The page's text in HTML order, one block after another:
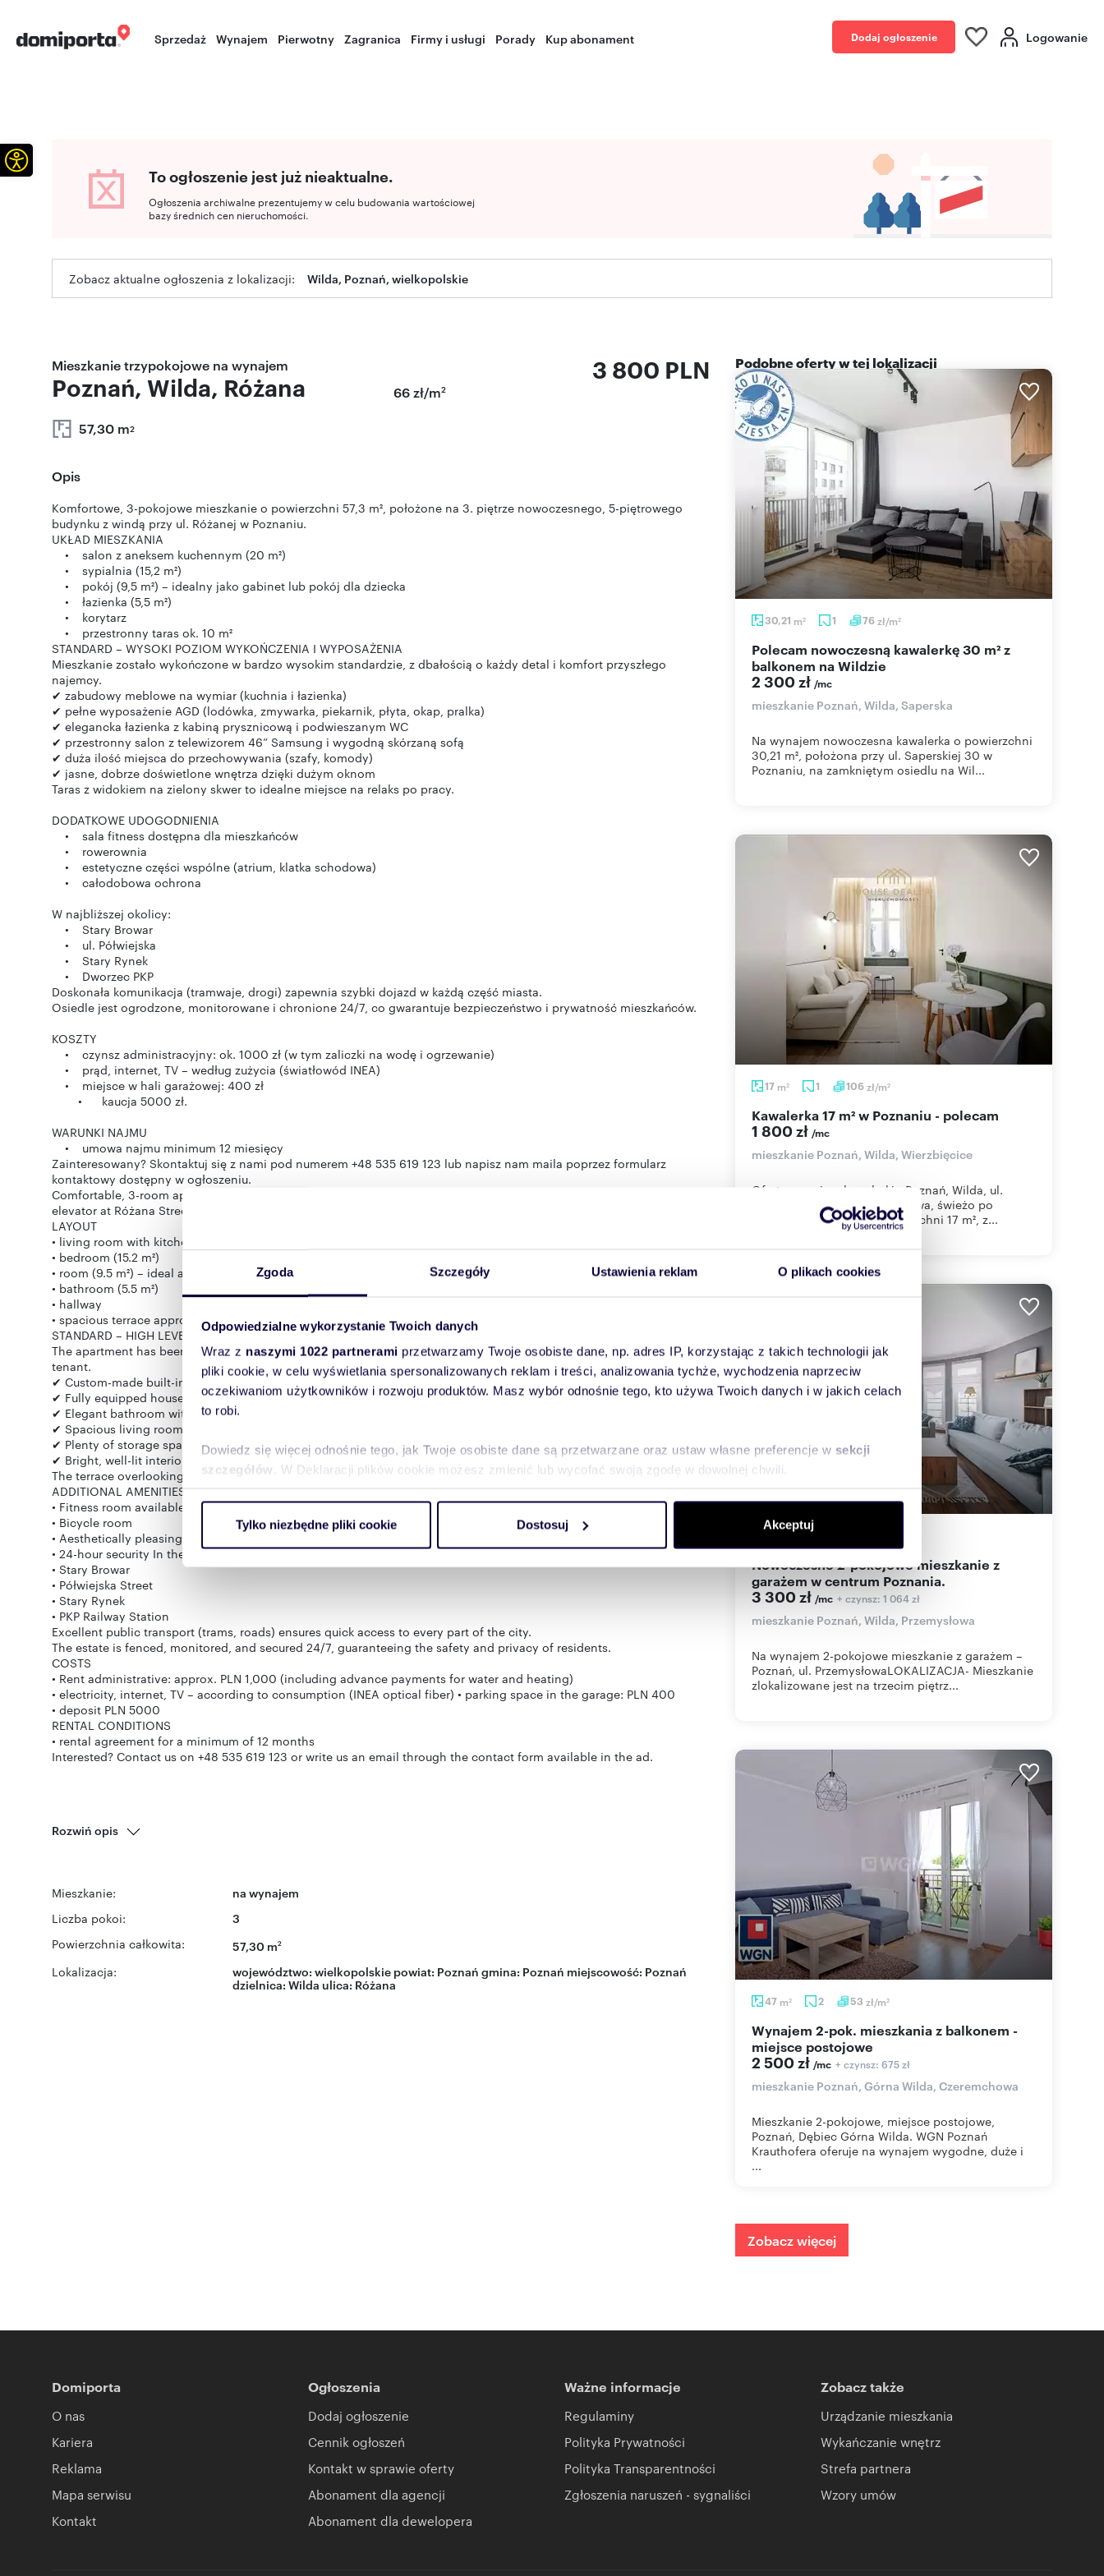
Zgoda Szczegóły Ustawienia reklam O plikach cookies
Odpowiedzialne wykorzystanie Twoich danych
Wraz z naszymi 1022 partnerami przetwarzamy Twoje osobiste dane, np. adres IP, korzystając z takich technologii jak
pliki cookie, w celu wyświetlania spersonalizowanych reklam i treści, analizowania tychże, wychodzenia naprzeciw
oczekiwaniom użytkowników i rozwoju produktów. Masz wybór odnośnie tego, kto używa Twoich danych i w jakich celach
to robi.
Dowiedz się więcej odnośnie tego, jak Twoje osobiste dane są przetwarzane oraz ustaw własne preferencje w sekcji
szczegółów . W Deklaracji plików cookie możesz zmienić lub wycofać swoją zgodę w dowolnej chwili.
ruch w naszej witrynie. Informacje o tym, jak korzystasz z naszej witryny, udostępniamy partnerom społecznościowym,
reklamowym i analitycznym. Partnerzy mogą połączyć te informacje z innymi danymi otrzymanymi od Ciebie lub
uzyskanymi podczas korzystania z ich usług.
Tylko niezbędne pliki cookie Dostosuj Akceptuj
Sprzedaż Wynajem Pierwotny Zagranica Firmy i usługi Porady Kup abonament Dodaj ogłoszenie Logowanie
To ogłoszenie jest już nieaktualne.
Ogłoszenia archiwalne prezentujemy w celu budowania wartościowej
bazy średnich cen nieruchomości.
Zobacz aktualne ogłoszenia z lokalizacji: Wilda, Poznań, wielkopolskie
Mieszkanie trzypokojowe na wynajem
Poznań, Wilda, Różana
57,30 m2
3 800 PLN
66 zł/m2
Opis
Komfortowe, 3-pokojowe mieszkanie o powierzchni 57,3 m², położone na 3. piętrze nowoczesnego, 5-piętrowego
budynku z windą przy ul. Różanej w Poznaniu.
UKŁAD MIESZKANIA
• salon z aneksem kuchennym (20 m²)
• sypialnia (15,2 m²)
• pokój (9,5 m²) – idealny jako gabinet lub pokój dla dziecka
• łazienka (5,5 m²)
• korytarz
• przestronny taras ok. 10 m²
STANDARD – WYSOKI POZIOM WYKOŃCZENIA I WYPOSAŻENIA
Mieszkanie zostało wykończone w bardzo wysokim standardzie, z dbałością o każdy detal i komfort przyszłego
najemcy.
✔ zabudowy meblowe na wymiar (kuchnia i łazienka)
✔ pełne wyposażenie AGD (lodówka, zmywarka, piekarnik, płyta, okap, pralka)
✔ elegancka łazienka z kabiną prysznicową i podwieszanym WC
✔ przestronny salon z telewizorem 46” Samsung i wygodną skórzaną sofą
✔ duża ilość miejsca do przechowywania (szafy, komody)
✔ jasne, dobrze doświetlone wnętrza dzięki dużym oknom
Taras z widokiem na zielony skwer to idealne miejsce na relaks po pracy.
DODATKOWE UDOGODNIENIA
• sala fitness dostępna dla mieszkańców
• rowerownia
• estetyczne części wspólne (atrium, klatka schodowa)
• całodobowa ochrona
W najbliższej okolicy:
• Stary Browar
• ul. Półwiejska
• Stary Rynek
• Dworzec PKP
Doskonała komunikacja (tramwaje, drogi) zapewnia szybki dojazd w każdą część miasta.
Osiedle jest ogrodzone, monitorowane i chronione 24/7, co gwarantuje bezpieczeństwo i prywatność mieszkańców.
KOSZTY
• czynsz administracyjny: ok. 1000 zł (w tym zaliczki na wodę i ogrzewanie)
• prąd, internet, TV – według zużycia (światłowód INEA)
• miejsce w hali garażowej: 400 zł
• kaucja 5000 zł.
WARUNKI NAJMU
• umowa najmu minimum 12 miesięcy
Zainteresowany? Skontaktuj się z nami pod numerem +48 535 619 123 lub napisz nam maila poprzez formularz
kontaktowy dostępny w ogłoszeniu.
Comfortable, 3-room apartment with an area of 57.3 m², located on the 3rd floor of a modern, 5-story building with an
elevator at Różana Street in Poznań.
LAYOUT
• living room with kitchenette (20 m²)
• bedroom (15.2 m²)
• room (9.5 m²) – ideal as a study or child’s room
• bathroom (5.5 m²)
• hallway
• spacious terrace approx. 10 m²
STANDARD – HIGH LEVEL OF FINISHING AND EQUIPMENT
The apartment has been finished to a very high standard, with attention to every detail and the comfort of the future
tenant.
✔ Custom-made built-in furniture (kitchen and bathroom)
✔ Fully equipped household appliances (fridge, dishwasher, oven, hob, hood, washing machine)
✔ Elegant bathroom with shower and wall-hung toilet
✔ Spacious living room with a 46" Samsung TV and a comfortable leather sofa
✔ Plenty of storage space (wardrobes, chests of drawers)
✔ Bright, well-lit interiors thanks to large windows.
The terrace overlooking the green square is the perfect place to relax after work.
ADDITIONAL AMENITIES
• Fitness room available to residents
• Bicycle room
• Aesthetically pleasing common areas (atrium, staircase)
• 24-hour security In the immediate vicinity:
• Stary Browar
• Półwiejska Street
• Stary Rynek
• PKP Railway Station
Excellent public transport (trams, roads) ensures quick access to every part of the city.
The estate is fenced, monitored, and secured 24/7, guaranteeing the safety and privacy of residents.
COSTS
• Rent administrative: approx. PLN 1,000 (including advance payments for water and heating)
• electricity, internet, TV – according to consumption (INEA optical fiber) • parking space in the garage: PLN 400
• deposit PLN 5000
RENTAL CONDITIONS
• rental agreement for a minimum of 12 months
Interested? Contact us on +48 535 619 123 or write us an email through the contact form available in the ad.
Rozwiń opis
Mieszkanie: na wynajem
Liczba pokoi: 3
Powierzchnia całkowita: 57,30 m2
Lokalizacja: województwo: wielkopolskie powiat: Poznań gmina: Poznań miejscowość: Poznań
dzielnica: Wilda ulica:Różana
Podobne oferty w tej lokalizacji
30,21 m2 1 76zł/m2
Polecam nowoczesną kawalerkę 30 m² z
balkonem na Wildzie
2 300 zł /mc
mieszkanie Poznań, Wilda, Saperska
Na wynajem nowoczesna kawalerka o powierzchni
30,21 m², położona przy ul. Saperskiej 30 w
Poznaniu, na zamkniętym osiedlu na Wil...
17 m2 1 106zł/m2
Kawalerka 17 m² w Poznaniu - polecam
1 800 zł /mc
mieszkanie Poznań, Wilda, Wierzbięcice
Oferta wynajmu kawalerki - Poznań, Wilda, ul.
WierzbięciceDo wynajęcia nowa, świeżo po
remoncie kawalerka o powierzchni 17 m², z...
59,60
Nowoczesne 2-pokojowe mieszkanie z
garażem w centrum Poznania.
3 300 zł /mc + czynsz: 1 064 zł
mieszkanie Poznań, Wilda, Przemysłowa
Na wynajem 2-pokojowe mieszkanie z garażem –
Poznań, ul. PrzemysłowaLOKALIZACJA- Mieszkanie
zlokalizowane jest na trzecim piętrz...
47 m2 2 53 zł/m2
Wynajem 2-pok. mieszkania z balkonem -
miejsce postojowe
2 500 zł /mc + czynsz: 675 zł
mieszkanie Poznań, Górna Wilda, Czeremchowa
Mieszkanie 2-pokojowe, miejsce postojowe,
Poznań, Dębiec Górna Wilda. WGN Poznań
Krauthofera oferuje na wynajem wygodne, duże i
...
Zobacz więcej
Domiporta
O nas
Kariera
Reklama
Mapa serwisu
Kontakt
Ogłoszenia
Dodaj ogłoszenie
Cennik ogłoszeń
Kontakt w sprawie oferty
Abonament dla agencji
Abonament dla dewelopera
Ważne informacje
Regulaminy
Polityka Prywatności
Polityka Transparentności
Zgłoszenia naruszeń - sygnaliści
Zobacz także
Urządzanie mieszkania
Wykańczanie wnętrz
Strefa partnera
Wzory umów
Otwórz pasek narzędzi